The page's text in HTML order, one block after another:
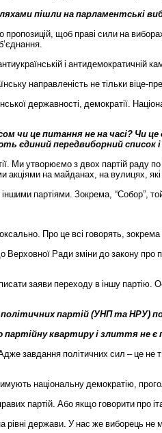
пішли на парламентські
пропозицій, щоб праві сили на
’єднання.
і антидемократичній
направленість не тільки віце-
державності, демократії.
чи це питання не на часі? Чи це
єдиний передвиборний список і
. Ми утворюємо з двох партій раду по
акціями на майданах, на вулицях, які
іншими партіями. Зокрема, “Собор”,
. Про це всі говорять, зокрема
Верховної Ради зміни до закону про
заяви переходу в іншу партію.
політичних партій (УНП та НРУ)
партійну квартиру і злиття не є
завдання політичних сил – це не
національну демократію,
партій. Або якщо говорити про
рівні держави. У нас же виборець не